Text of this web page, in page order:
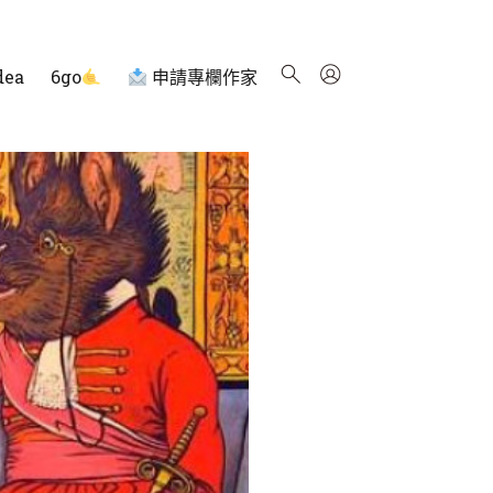
6go 申請專欄作家